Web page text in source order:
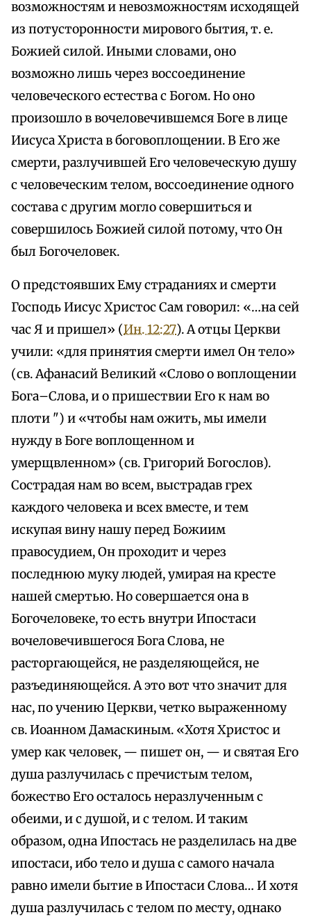
возможностям и невозможностям исходящей
из потусторонности мирового бытия, т. е.
Божией силой. Иными словами, оно
возможно лишь через воссоединение
человеческого естества с Богом. Но оно
произошло в вочеловечившемся Боге в лице
Иисуса Христа в боговоплощении. В Его же
смерти, разлучившей Его человеческую душу
с человеческим телом, воссоединение одного
состава с другим могло совершиться и
совершилось Божией силой потому, что Он
был Богочеловек.
О предстоявших Ему страданиях и смерти
Господь Иисус Христос Сам говорил: «…на сей
час Я и пришел» (Ин. 12:27). А отцы Церкви
учили: «для принятия смерти имел Он тело»
(св. Афанасий Великий «Слово о воплощении
Бога–Слова, и о пришествии Его к нам во
плоти ") и «чтобы нам ожить, мы имели
нужду в Боге воплощенном и
умерщвленном» (св. Григорий Богослов).
Сострадая нам во всем, выстрадав грех
каждого человека и всех вместе, и тем
искупая вину нашу перед Божиим
правосудием, Он проходит и через
последнюю муку людей, умирая на кресте
нашей смертью. Но совершается она в
Богочеловеке, то есть внутри Ипостаси
вочеловечившегося Бога Слова, не
расторгающейся, не разделяющейся, не
разъединяющейся. А это вот что значит для
нас, по учению Церкви, четко выраженному
св. Иоанном Дамаскиным. «Хотя Христос и
умер как человек, — пишет он, — и святая Его
душа разлучилась с пречистым телом,
божество Его осталось неразлученным с
обеими, и с душой, и с телом. И таким
образом, одна Ипостась не разделилась на две
ипостаси, ибо тело и душа с самого начала
равно имели бытие в Ипостаси Слова… И хотя
душа разлучилась с телом по месту, однако